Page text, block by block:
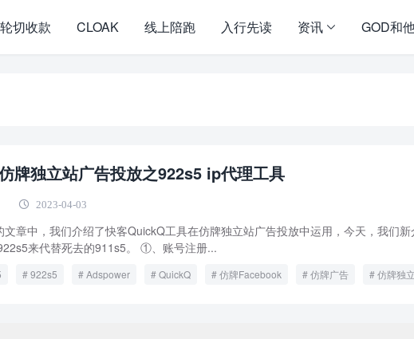
轮切收款 CLOAK 线上陪跑 入行先读 资讯 GOD和
牌独立站广告投放之922s5 ip代理工具
2023-04-03
文章中，我们介绍了快客QuickQ工具在仿牌独立站广告投放中运用，今天，我们
来代替死去的911s5。 ①、账号注册...
922s5 Adspower QuickQ 仿牌Facebook 仿牌广告 仿牌独